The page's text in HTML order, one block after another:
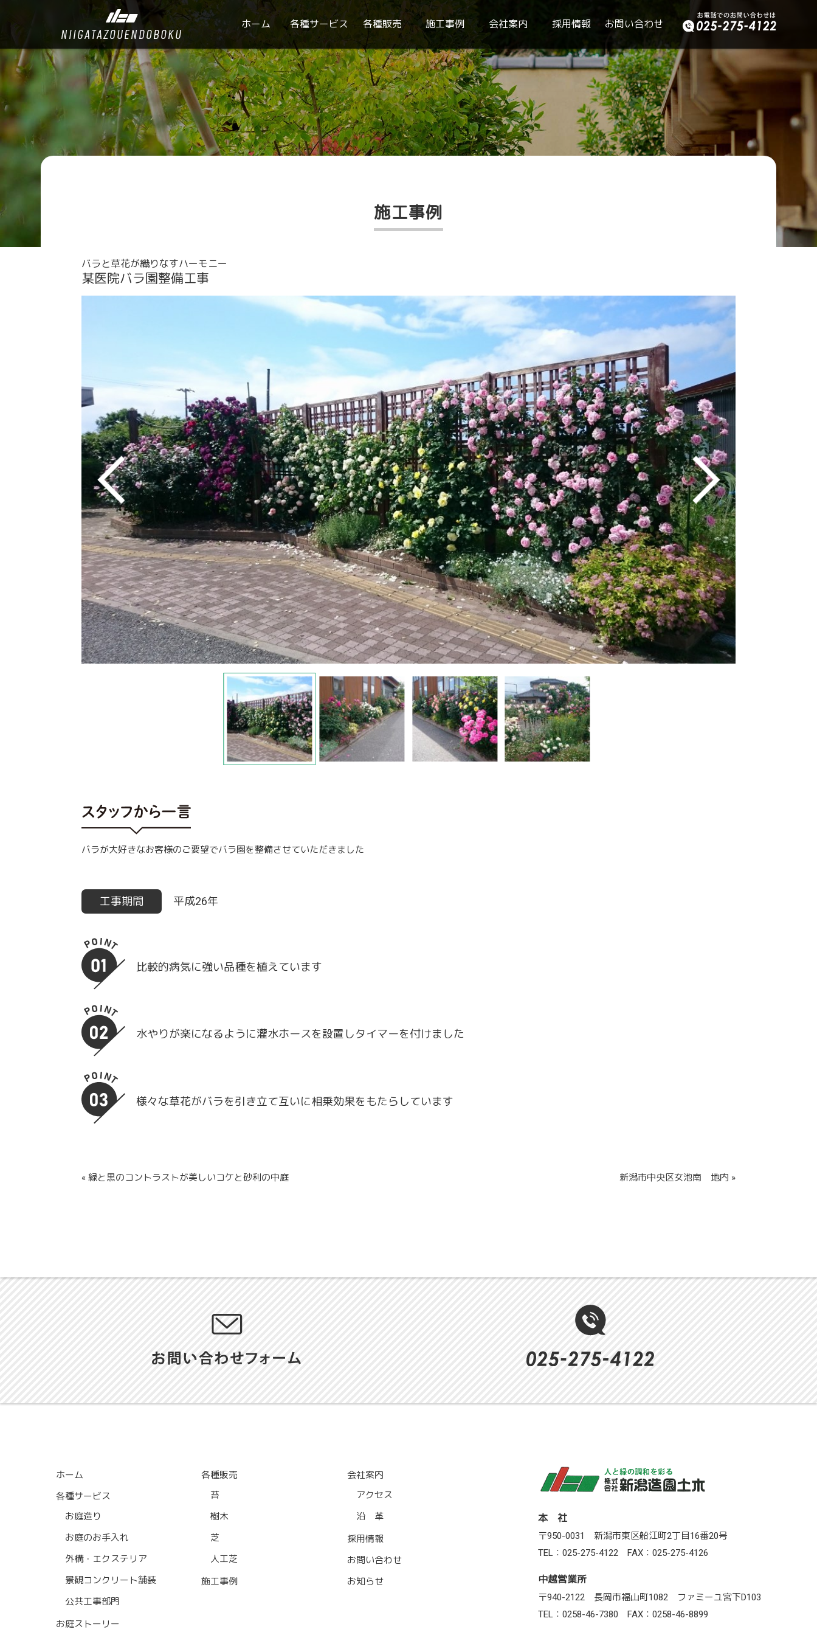
NIIGATAZOUENDOBOKU
ホーム 各種サービス 各種販売 施工事例 会社案内 採用情報 お問い合わせ
施工事例
バラと草花が織りなすハーモニー
某医院バラ園整備工事
バラが大好きなお客様のご要望でバラ園を整備させていただきました
工事期間 平成26年
比較的病気に強い品種を植えています
水やりが楽になるように灌水ホースを設置しタイマーを付けました
様々な草花がバラを引き立て互いに相乗効果をもたらしています
« 緑と黒のコントラストが美しいコケと砂利の中庭 新潟市中央区女池南 地内 »
ホーム
各種サービス
お庭造り
お庭のお手入れ
外構・エクステリア
景観コンクリート舗装
公共工事部門
お庭ストーリー
各種販売
苔
樹木
芝
人工芝
施工事例
会社案内
アクセス
沿 革
採用情報
お問い合わせ
お知らせ
本 社
〒950-0031 新潟市東区船江町2丁目16番20号
TEL：025-275-4122
FAX：025-275-4126
中越営業所
〒940-2122 長岡市福山町1082 ファミーユ宮下D103
TEL：0258-46-7380
FAX：0258-46-8899